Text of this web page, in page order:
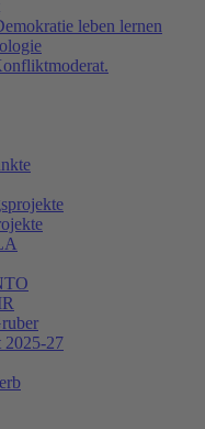
leben lernen
2025-27